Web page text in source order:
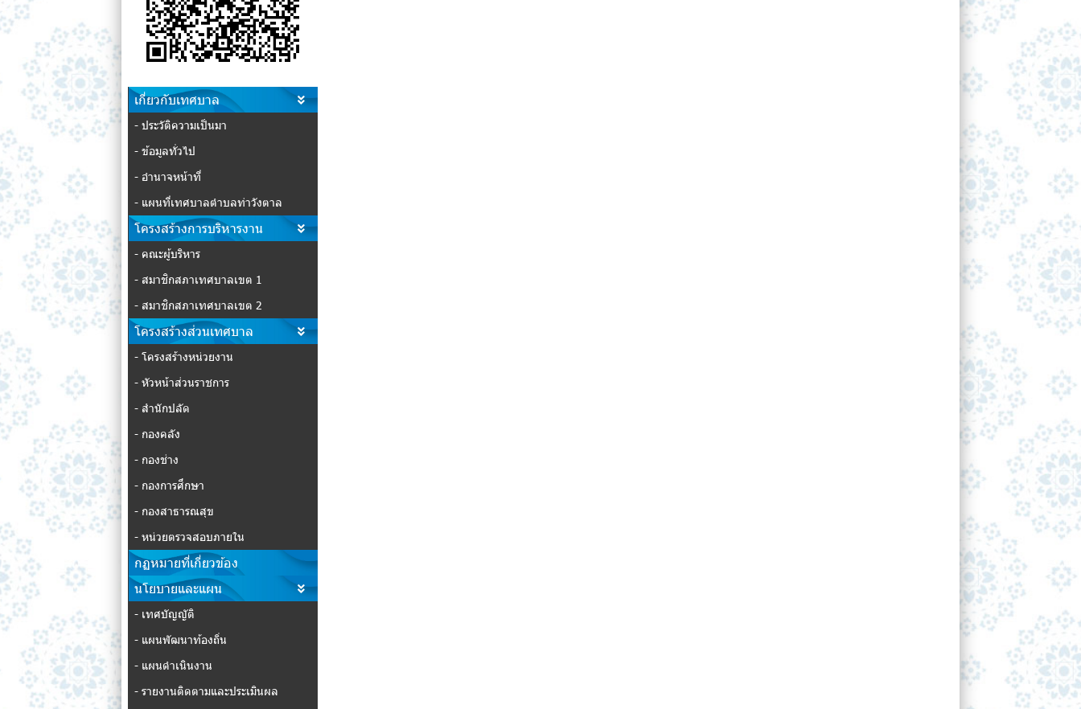
เกี่ยวกับเทศบาล
- ประวัติความเป็นมา
- ข้อมูลทั่วไป
- อำนาจหน้าที่
- แผนที่เทศบาลตำบลท่าวังตาล
โครงสร้างการบริหารงาน
- คณะผู้บริหาร
- สมาชิกสภาเทศบาลเขต 1
- สมาชิกสภาเทศบาลเขต 2
โครงสร้างส่วนเทศบาล
- โครงสร้างหน่วยงาน
- หัวหน้าส่วนราชการ
- สำนักปลัด
- กองคลัง
- กองช่าง
- กองการศึกษา
- กองสาธารณสุข
- หน่วยตรวจสอบภายใน
กฏหมายที่เกี่ยวข้อง
นโยบายและแผน
- เทศบัญญัติ
- แผนพัฒนาท้องถิ่น
- แผนดำเนินงาน
- รายงานติดตามและประเมินผล